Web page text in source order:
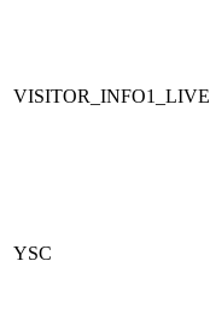
VISITOR_INFO1_LIVE
YSC